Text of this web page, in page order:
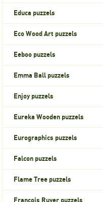
Educa puzzels
Eco Wood Art puzzels
Eeboo puzzels
Emma Ball puzzels
Enjoy puzzels
Eureka Wooden puzzels
Eurographics puzzels
Falcon puzzels
Flame Tree puzzels